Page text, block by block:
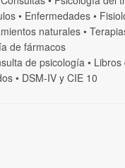
• Enfermedades •
naturales •
de fármacos
de psicología • Libros
• DSM-IV y CIE 10